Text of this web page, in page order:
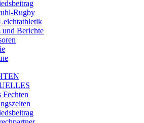
Rugby
und Berichte
Fechten